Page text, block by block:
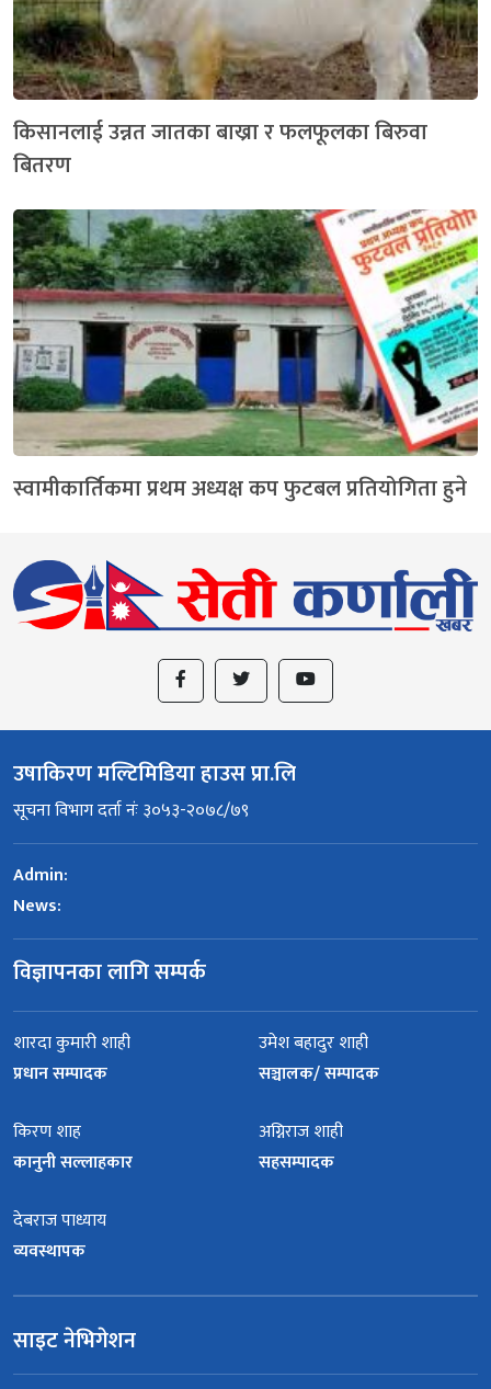
किसानलाई उन्नत जातका बाख्रा र फलफूलका बिरुवा
बितरण
स्वामीकार्तिकमा प्रथम अध्यक्ष कप फुटबल प्रतियोगिता हुने
उषाकिरण मल्टिमिडिया हाउस प्रा.लि
सूचना विभाग दर्ता नंः ३०५३-२०७८/७९
Admin:
News:
विज्ञापनका लागि सम्पर्क
शारदा कुमारी शाही
प्रधान सम्पादक
उमेश बहादुर शाही
सञ्चालक/ सम्पादक
किरण शाह
कानुनी सल्लाहकार
अग्निराज शाही
सहसम्पादक
देबराज पाध्याय
व्यवस्थापक
साइट नेभिगेशन